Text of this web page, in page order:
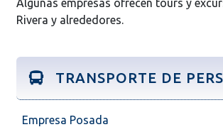
Algunas empresas ofrecen tours y
Rivera y alrededores.
TRANSPORTE DE
Empresa Posada